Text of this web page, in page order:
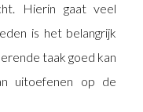
Hierin gaat veel
is het belangrijk
taak goed kan
uitoefenen op de